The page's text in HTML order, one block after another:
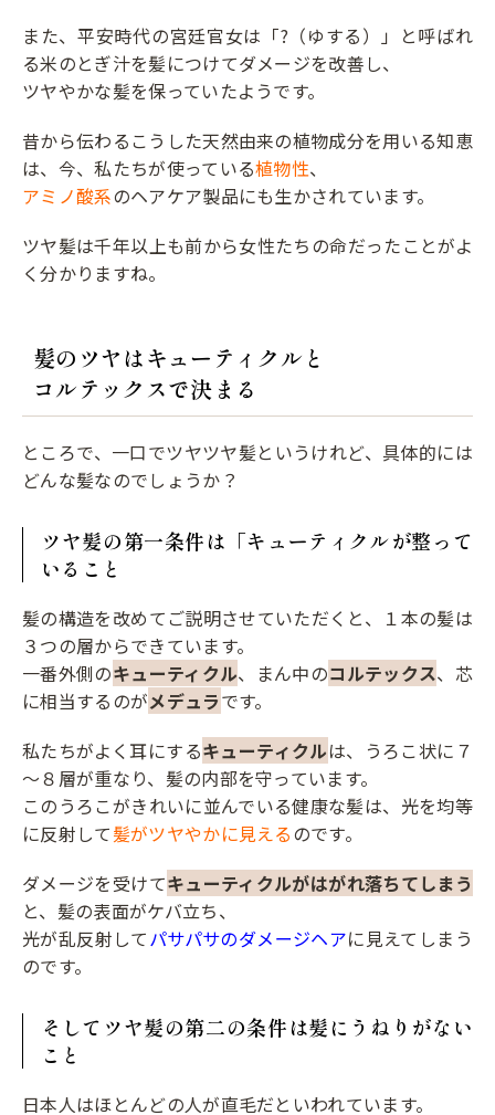
また、平安時代の宮廷官女は「?（ゆする）」と呼ばれ
る米のとぎ汁を髪につけてダメージを改善し、
ツヤやかな髪を保っていたようです。
昔から伝わるこうした天然由来の植物成分を用いる知恵
は、今、私たちが使っている植物性、
アミノ酸系のヘアケア製品にも生かされています。
ツヤ髪は千年以上も前から女性たちの命だったことがよ
く分かりますね。
髪のツヤはキューティクルと
コルテックスで決まる
ところで、一口でツヤツヤ髪というけれど、具体的には
どんな髪なのでしょうか？
ツヤ髪の第一条件は「キューティクルが整って
いること
髪の構造を改めてご説明させていただくと、１本の髪は
３つの層からできています。
一番外側のキューティクル、まん中のコルテックス、芯
に相当するのがメデュラです。
私たちがよく耳にするキューティクルは、うろこ状に７
～８層が重なり、髪の内部を守っています。
このうろこがきれいに並んでいる健康な髪は、光を均等
に反射して髪がツヤやかに見えるのです。
ダメージを受けてキューティクルがはがれ落ちてしまう
と、髪の表面がケバ立ち、
光が乱反射してパサパサのダメージヘアに見えてしまう
のです。
そしてツヤ髪の第二の条件は髪にうねりがない
こと
日本人はほとんどの人が直毛だといわれています。